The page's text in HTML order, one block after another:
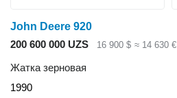
John Deere 920
200 600 000 UZS
16 900 $ ≈ 14 630 €
Жатка зерновая
1990